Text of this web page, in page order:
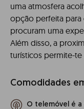
uma atmosfera
opção perfeita para
procuram uma
Além disso, a
turísticos permite-
Comodidades
O telemóvel é a